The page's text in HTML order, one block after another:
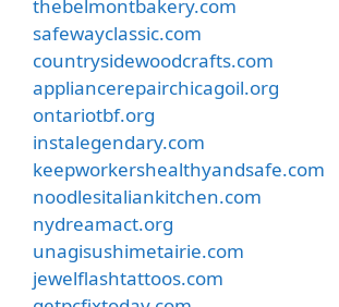
thebelmontbakery.com
safewayclassic.com
countrysidewoodcrafts.com
appliancerepairchicagoil.org
ontariotbf.org
instalegendary.com
keepworkershealthyandsafe.com
noodlesitaliankitchen.com
nydreamact.org
unagisushimetairie.com
jewelflashtattoos.com